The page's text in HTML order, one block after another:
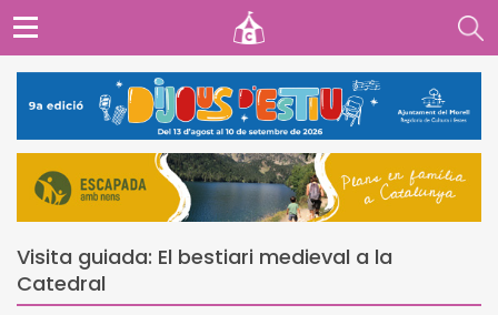
Visita guiada: El bestiari medieval a la
Catedral